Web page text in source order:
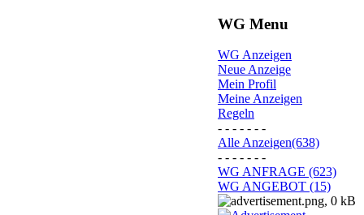
WG Menu
WG Anzeigen
Neue Anzeige
Mein Profil
Meine Anzeigen
Regeln
- - - - - - -
Alle Anzeigen(638)
- - - - - - -
WG ANFRAGE (623)
WG ANGEBOT (15)